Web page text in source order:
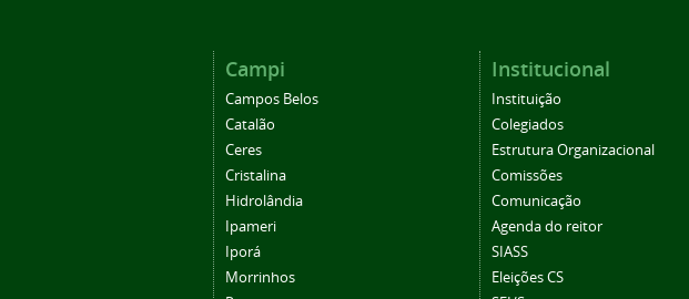
Campi
Campos Belos
Catalão
Ceres
Cristalina
Hidrolândia
Ipameri
Iporá
Morrinhos
Institucional
Instituição
Colegiados
Estrutura Organizacional
Comissões
Comunicação
Agenda do reitor
SIASS
Eleições CS